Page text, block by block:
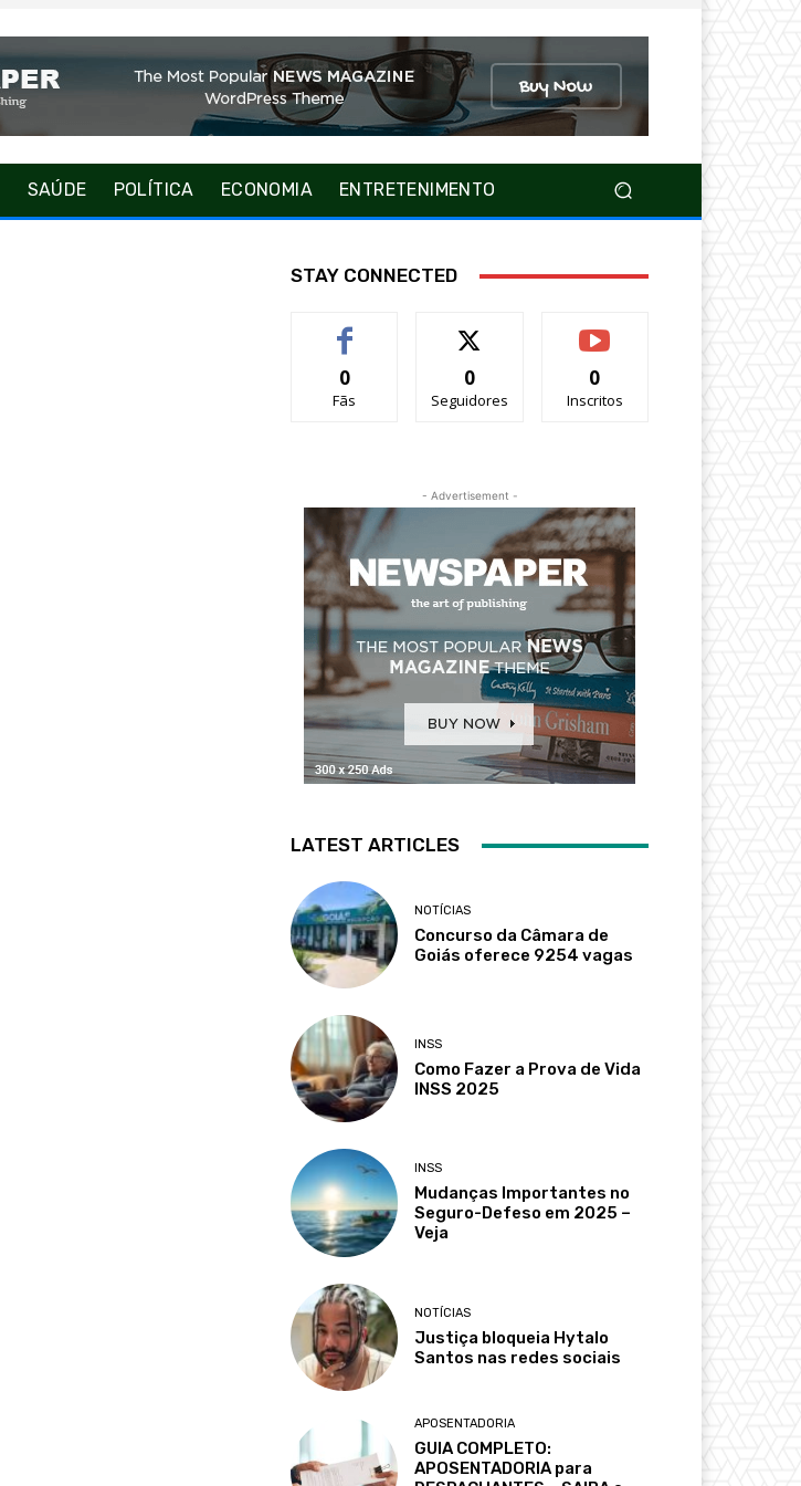
SAÚDE POLÍTICA ECONOMIA ENTRETENIMENTO
STAY CONNECTED
0
Fãs
0
Seguidores
0
Inscritos
- Advertisement -
LATEST ARTICLES
NOTÍCIAS
Concurso da Câmara de
Goiás oferece 9254 vagas
INSS
Como Fazer a Prova de Vida
INSS 2025
INSS
Mudanças Importantes no
Seguro-Defeso em 2025 –
Veja
NOTÍCIAS
Justiça bloqueia Hytalo
Santos nas redes sociais
APOSENTADORIA
GUIA COMPLETO:
APOSENTADORIA para